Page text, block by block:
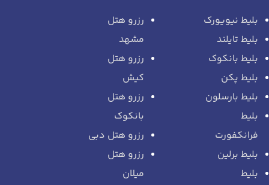
بلیط نیویورک
بلیط تایلند
بلیط بانکوک
بلیط پکن
بلیط بارسلون
بلیط
فرانکفورت
بلیط برلین
بلیط
رزرو هتل
مشهد
رزرو هتل
کیش
رزرو هتل
بانکوک
رزرو هتل دبی
رزرو هتل
میلان